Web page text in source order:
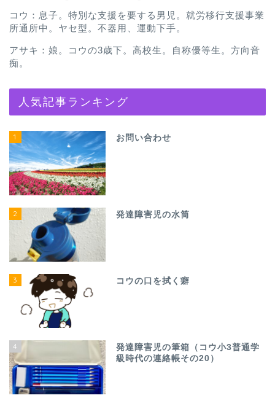
コウ：息子。特別な支援を要する男児。就労移行支援事業
所通所中。ヤセ型。不器用、運動下手。
アサキ：娘。コウの3歳下。高校生。自称優等生。方向音
痴。
人気記事ランキング
1 お問い合わせ
2 発達障害児の水筒
3 コウの口を拭く癖
4
発達障害児の筆箱（コウ小3普通学
級時代の連絡帳その20）